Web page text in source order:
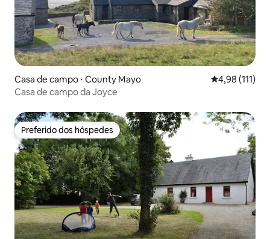
Casa de campo ⋅ County Mayo 4,98 de uma
4,98 (111)
Casa de campo da Joyce
Preferido dos hóspedes
Preferido dos hóspedes